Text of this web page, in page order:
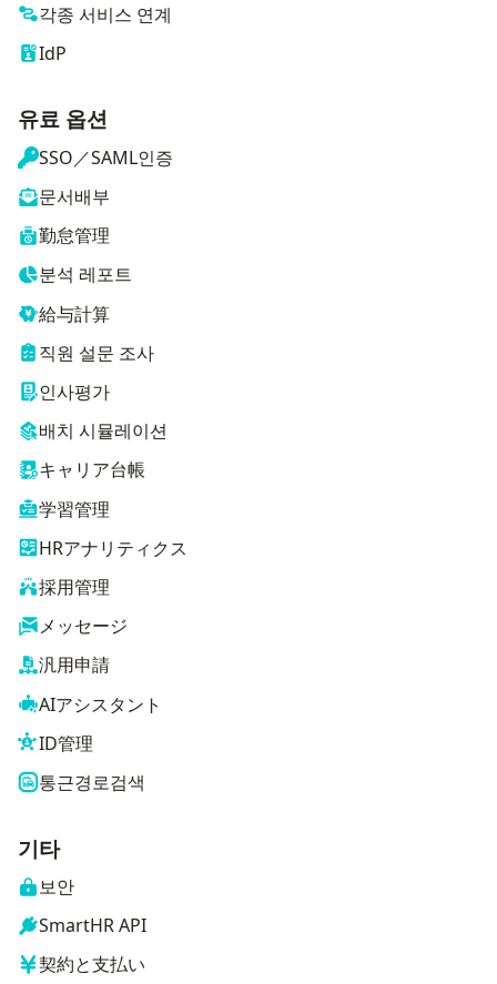
각종 서비스 연계
IdP
유료 옵션
SSO／SAML인증
문서배부
勤怠管理
분석 레포트
給与計算
직원 설문 조사
인사평가
배치 시뮬레이션
キャリア台帳
学習管理
HRアナリティクス
採用管理
メッセージ
汎用申請
AIアシスタント
ID管理
통근경로검색
기타
보안
SmartHR API
契約と支払い